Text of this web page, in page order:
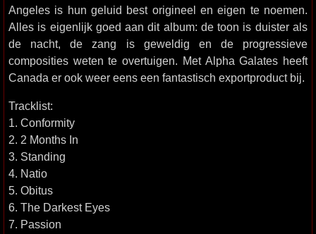
Angeles is hun geluid best origineel en eigen te noemen.
Alles is eigenlijk goed aan dit album: de toon is duister als
de nacht, de zang is geweldig en de progressieve
composities weten te overtuigen. Met Alpha Galates heeft
Canada er ook weer eens een fantastisch exportproduct bij.
Tracklist:
1. Conformity
2. 2 Months In
3. Standing
4. Natio
5. Obitus
6. The Darkest Eyes
7. Passion